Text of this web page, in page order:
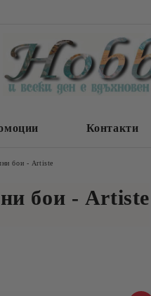
Контакти
бои - Artiste
бои - Artiste